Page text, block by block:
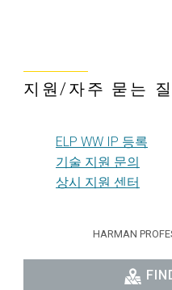
지원/자주 묻는
ELP WW IP 등록
기술 지원 문의
상시 지원 센터
HARMAN